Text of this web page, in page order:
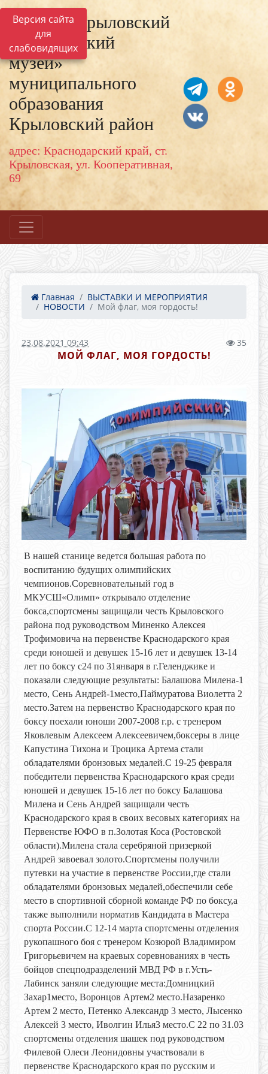
Версия сайта
для
слабовидящих
МКУК «Крыловский
исторический
музей»
муниципального
образования
Крыловский район
адрес: Краснодарский край, ст.
Крыловская, ул. Кооперативная,
69
Главная
ВЫСТАВКИ И МЕРОПРИЯТИЯ
НОВОСТИ
Мой флаг, моя гордость!
23.08.2021 09:43 35
МОЙ ФЛАГ, МОЯ ГОРДОСТЬ!
В нашей станице ведется большая работа по
воспитанию будущих олимпийских
чемпионов.Соревновательный год в
МКУСШ«Олимп» открывало отделение
бокса,спортсмены защищали честь Крыловского
района под руководством Миненко Алексея
Трофимовича на первенстве Краснодарского края
среди юношей и девушек 15-16 лет и девушек 13-14
лет по боксу с24 по 31января в г.Геленджике и
показали следующие результаты: Балашова Милена-1
место, Сень Андрей-1место,Паймуратова Виолетта 2
место.Затем на первенство Краснодарского края по
боксу поехали юноши 2007-2008 г.р. с тренером
Яковлевым Алексеем Алексеевичем,боксеры в лице
Капустина Тихона и Троцика Артема стали
обладателями бронзовых медалей.С 19-25 февраля
победители первенства Краснодарского края среди
юношей и девушек 15-16 лет по боксу Балашова
Милена и Сень Андрей защищали честь
Краснодарского края в своих весовых категориях на
Первенстве ЮФО в п.Золотая Коса (Ростовской
области).Милена стала серебряной призеркой
Андрей завоевал золото.Спортсмены получили
путевки на участие в первенстве России,где стали
обладателями бронзовых медалей,обеспечили себе
место в спортивной сборной команде РФ по боксу,а
также выполнили норматив Кандидата в Мастера
спорта России.С 12-14 марта спортсмены отделения
рукопашного боя с тренером Козюрой Владимиром
Григорьевичем на краевых соревнованиях в честь
бойцов спецподразделений МВД РФ в г.Усть-
Лабинск заняли следующие места:Домницкий
Захар1место, Воронцов Артем2 место.Назаренко
Артем 2 место, Петенко Александр 3 место, Лысенко
Алексей 3 место, Иволгин Илья3 место.С 22 по 31.03
спортсмены отделения шашек под руководством
Филевой Олеси Леонидовны участвовали в
первенстве Краснодарского края по русским и